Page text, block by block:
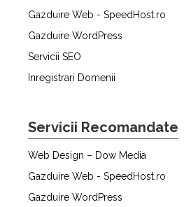
Gazduire Web - SpeedHost.ro
Gazduire WordPress
Servicii SEO
Inregistrari Domenii
Servicii Recomandate
Web Design – Dow Media
Gazduire Web - SpeedHost.ro
Gazduire WordPress